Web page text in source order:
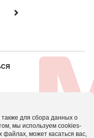
ДАННЫХ
для сбора данных о
мы используем cookies-
может касаться вас,